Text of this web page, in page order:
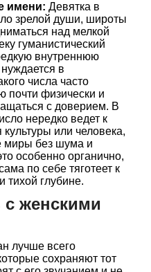
имени: Девятка в
зрелой души, широты
над мелкой
гуманистический
внутреннюю
в
числа часто
почти физически и
с доверием. В
нередко ведет к
или человека,
миры без шума и
особенно органично,
по себе тяготеет к
тихой глубине.
женскими
лучше всего
сохраняют тот